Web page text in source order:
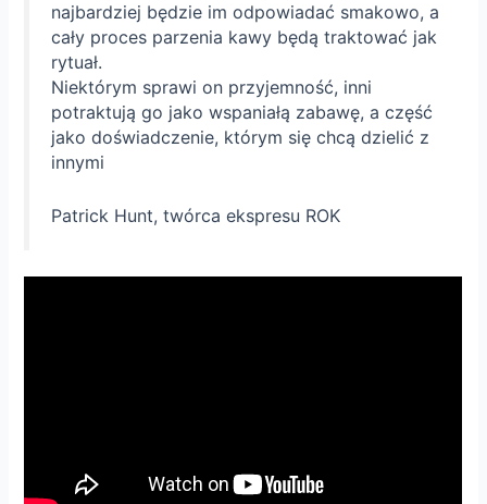
najbardziej będzie im odpowiadać smakowo, a
cały proces parzenia kawy będą traktować jak
rytuał.
Niektórym sprawi on przyjemność, inni
potraktują go jako wspaniałą zabawę, a część
jako doświadczenie, którym się chcą dzielić z
innymi
Patrick Hunt, twórca ekspresu ROK